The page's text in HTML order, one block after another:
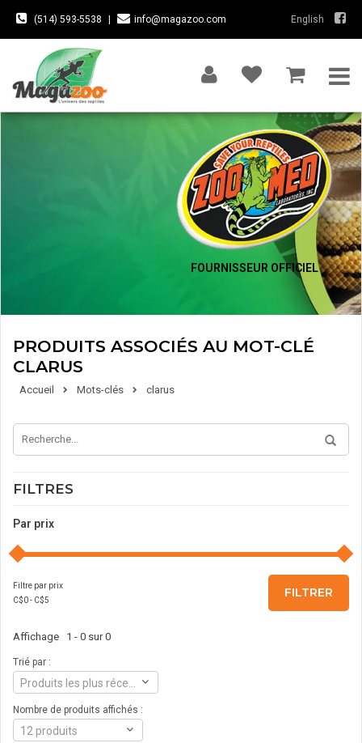
(514) 593-5538 info@magazoo.com English
FOURNISSEUR OFFICIEL
PRODUITS ASSOCIÉS AU MOT-CLÉ
CLARUS
Accueil Mots-clés clarus
FILTRES
Par prix
Filtre par prix
C$0- C$5
FILTRER
Affichage 1 - 0 sur 0
Trié par :
Nombre de produits affichés :
12 produits